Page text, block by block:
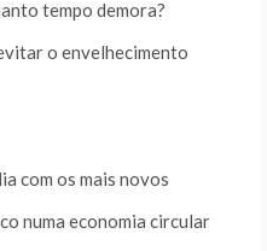
tempo demora?
o envelhecimento
com os mais novos
numa economia circular